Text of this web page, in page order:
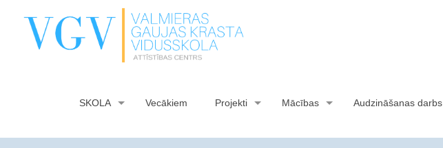
SKOLA Vecākiem Projekti Mācības Audzināšanas darbs